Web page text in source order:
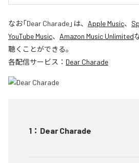
なお「Dear Charade」は、 Apple Music、
YouTube Music、 Amazon Music Unlimited
聴くことができる。
各配信サービス： Dear Charade
1 ： Dear Charade